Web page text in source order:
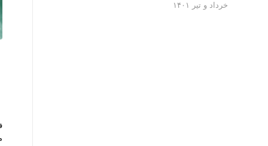
خرداد و تیر ۱۴۰۱